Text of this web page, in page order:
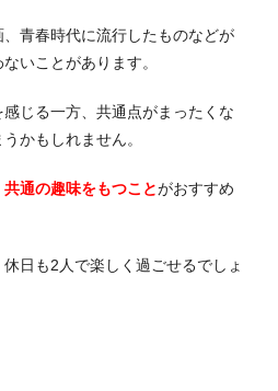
青春時代に流行したものなどが
いことがあります。
じる一方、共通点がまったくな
かもしれません。
共通の趣味をもつことがおすすめ
日も2人で楽しく過ごせるでしょ